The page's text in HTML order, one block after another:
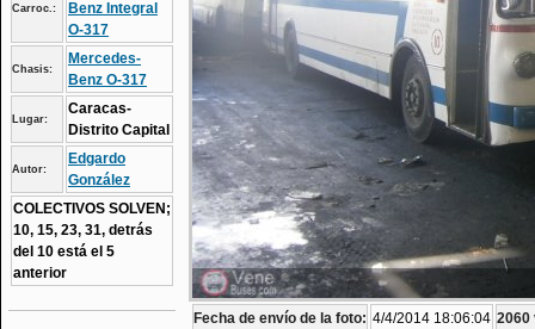
Carroc.:
Benz Integral
O-317
Chasis:
Mercedes-
Benz O-317
Lugar:
Caracas-
Distrito Capital
Autor:
Edgardo
González
COLECTIVOS SOLVEN;
10, 15, 23, 31, detrás
del 10 está el 5
anterior
Fecha de envío de la foto: 4/4/2014 18:06:04 2060